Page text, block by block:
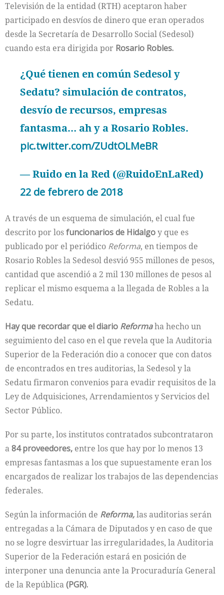
Televisión de la entidad (RTH) aceptaron haber
participado en desvíos de dinero que eran operados
desde la Secretaría de Desarrollo Social (Sedesol)
cuando esta era dirigida por Rosario Robles.
¿Qué tienen en común Sedesol y
Sedatu? simulación de contratos,
desvío de recursos, empresas
fantasma… ah y a Rosario Robles.
pic.twitter.com/ZUdtOLMeBR
— Ruido en la Red (@RuidoEnLaRed)
22 de febrero de 2018
A través de un esquema de simulación, el cual fue
descrito por losfuncionarios de Hidalgoy que es
publicado por el periódico Reforma, en tiempos de
Rosario Robles la Sedesol desvió 955 millones de pesos,
cantidad que ascendió a 2 mil 130 millones de pesos al
replicar el mismo esquema a la llegada de Robles a la
Sedatu.
Hay que recordar que el diario Reformaha hecho un
seguimiento del caso en el que revela que la Auditoria
Superior de la Federación dio a conocer que con datos
de encontrados en tres auditorias, la Sedesol y la
Sedatu firmaron convenios para evadir requisitos de la
Ley de Adquisiciones, Arrendamientos y Servicios del
Sector Público.
Por su parte, los institutos contratados subcontrataron
a84 proveedores, entre los que hay por lo menos 13
empresas fantasmas a los que supuestamente eran los
encargados de realizar los trabajos de las dependencias
federales.
Según la información de Reforma,las auditorias serán
entregadas a la Cámara de Diputados y en caso de que
no se logre desvirtuar las irregularidades, la Auditoria
Superior de la Federación estará en posición de
interponer una denuncia ante la Procuraduría General
de la República(PGR).